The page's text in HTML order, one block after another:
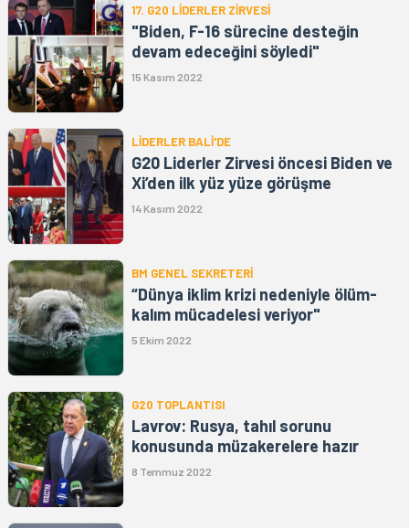
17. G20 LİDERLER ZİRVESİ
"Biden, F-16 sürecine desteğin
devam edeceğini söyledi"
15 Kasım 2022
LİDERLER BALİ'DE
G20 Liderler Zirvesi öncesi Biden ve
Xi’den ilk yüz yüze görüşme
14 Kasım 2022
BM GENEL SEKRETERİ
“Dünya iklim krizi nedeniyle ölüm-
kalım mücadelesi veriyor"
5 Ekim 2022
G20 TOPLANTISI
Lavrov: Rusya, tahıl sorunu
konusunda müzakerelere hazır
8 Temmuz 2022